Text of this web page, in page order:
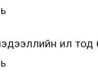
ил тод